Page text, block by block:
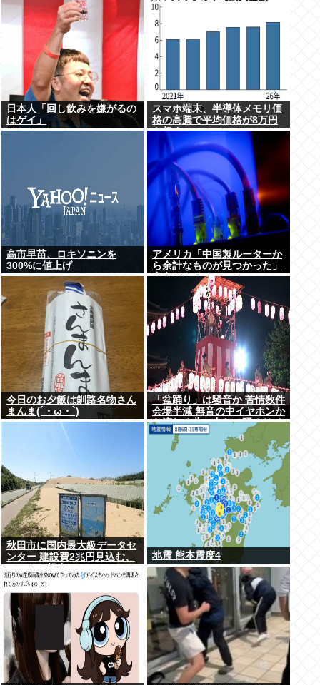
日本人「回し飲みを嫌がるの
はゲイ」
スマホ端末、半導体メモリ価
格の高騰で平均価格が8万円
を超す
高市早苗、ロキソニンを
300%に値上げ
アメリカ「中国製ルーターか
ら余計なものが見つかった」
高市どうするのこれ
今日のお夕飯は釧路名物さん
まんま(´・ω・`)
「盆踊り」は騒音か 苦情数件
会場半減 無音の中イヤホンか
ら流れる曲に合わせ踊るサイ
レント盆ダンスも
秋田市に国内最大級データセ
ンター 建設費2兆円見込む、
地震 熊本震度4